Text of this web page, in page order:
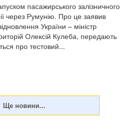
пасажирського залізничного
через Румунію. Про це заявив
України – міністр
Олексій Кулеба, передають
про тестовий...